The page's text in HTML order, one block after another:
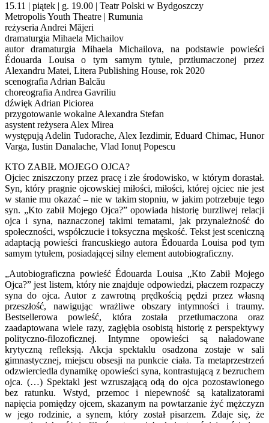
15.11 | piątek | g. 19.00 | Teatr Polski w Bydgoszczy
Metropolis Youth Theatre | Rumunia
reżyseria Andrei Măjeri
dramaturgia Mihaela Michailov
autor dramaturgia Mihaela Michailova, na podstawie powieści
Édouarda Louisa o tym samym tytule, prztłumaczonej przez
Alexandru Matei, Litera Publishing House, rok 2020
scenografia Adrian Balcău
choreografia Andrea Gavriliu
dźwięk Adrian Piciorea
przygotowanie wokalne Alexandra Stefan
asystent reżysera Alex Mirea
występują Adelin Tudorache, Alex Iezdimir, Eduard Chimac, Hunor
Varga, Iustin Danalache, Vlad Ionuț Popescu
KTO ZABIŁ MOJEGO OJCA?
Ojciec zniszczony przez pracę i złe środowisko, w którym dorastał.
Syn, który pragnie ojcowskiej miłości, miłości, której ojciec nie jest
w stanie mu okazać – nie w takim stopniu, w jakim potrzebuje tego
syn. „Kto zabił Mojego Ojca?” opowiada historię burzliwej relacji
ojca i syna, naznaczonej takimi tematami, jak przynależność do
społeczności, współczucie i toksyczna męskość. Tekst jest sceniczną
adaptacją powieści francuskiego autora Édouarda Louisa pod tym
samym tytułem, posiadającej silny element autobiograficzny.
„Autobiograficzna powieść Édouarda Louisa „Kto Zabił Mojego
Ojca?” jest listem, który nie znajduje odpowiedzi, płaczem rozpaczy
syna do ojca. Autor z zawrotną prędkością pędzi przez własną
przeszłość, nawigując wrażliwe obszary intymności i traumy.
Bestsellerowa powieść, która została przetłumaczona oraz
zaadaptowana wiele razy, zagłębia osobistą historię z perspektywy
polityczno-filozoficznej. Intymne opowieści są naładowane
krytyczną refleksją. Akcja spektaklu osadzona zostaje w sali
gimnastycznej, miejscu obsesji na punkcie ciała. Ta metaprzestrzeń
odzwierciedla dynamikę opowieści syna, kontrastującą z bezruchem
ojca. (…) Spektakl jest wzruszającą odą do ojca pozostawionego
bez ratunku. Wstyd, przemoc i niepewność są katalizatorami
napięcia pomiędzy ojcem, skazanym na powtarzanie żyć mężczyzn
w jego rodzinie, a synem, który został pisarzem. Zdaje się, że